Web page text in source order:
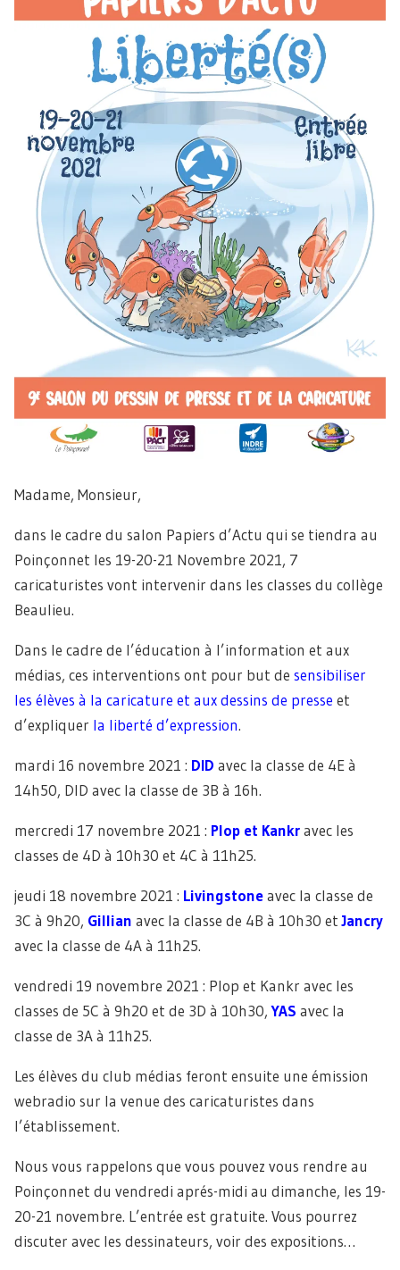
Madame, Monsieur,
dans le cadre du salon Papiers d’Actu qui se tiendra au
Poinçonnet les 19-20-21 Novembre 2021, 7
caricaturistes vont intervenir dans les classes du collège
Beaulieu.
Dans le cadre de l’éducation à l’information et aux
médias, ces interventions ont pour but de sensibiliser
les élèves à la caricature et aux dessins de presse et
d’expliquer la liberté d’expression.
mardi 16 novembre 2021 : DID avec la classe de 4E à
14h50, DID avec la classe de 3B à 16h.
mercredi 17 novembre 2021 : Plop et Kankravec les
classes de 4D à 10h30 et 4C à 11h25.
jeudi 18 novembre 2021 : Livingstoneavec la classe de
3C à 9h20, Gillian avec la classe de 4B à 10h30 etJancry
avec la classe de 4A à 11h25.
vendredi 19 novembre 2021 : Plop et Kankr avec les
classes de 5C à 9h20 et de 3D à 10h30,YAS avec la
classe de 3A à 11h25.
Les élèves du club médias feront ensuite une émission
webradio sur la venue des caricaturistes dans
l’établissement.
Nous vous rappelons que vous pouvez vous rendre au
Poinçonnet du vendredi aprés-midi au dimanche, les 19-
20-21 novembre. L’entrée est gratuite. Vous pourrez
discuter avec les dessinateurs, voir des expositions…